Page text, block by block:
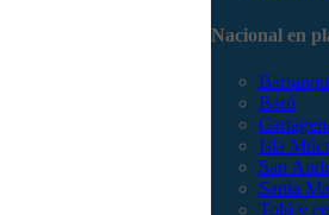
Nacional en
Barú
Isla
San
Santa
Tolú y